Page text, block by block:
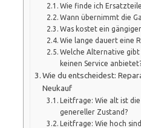
Wie finde ich
Wann übernimmt die
Was kostet ein
Wie lange dauert eine
Welche Alternative
keinen Service
Wie du entscheidest:
Neukauf
Leitfrage: Wie alt ist
genereller Zustand?
Leitfrage: Wie hoch